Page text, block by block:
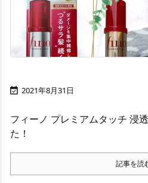
 2021年8月31日
フィーノ プレミアムタッチ 浸
た！
記事を読